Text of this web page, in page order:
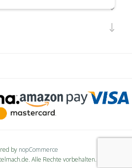
by nopCommerce
Alle Rechte vorbehalten.